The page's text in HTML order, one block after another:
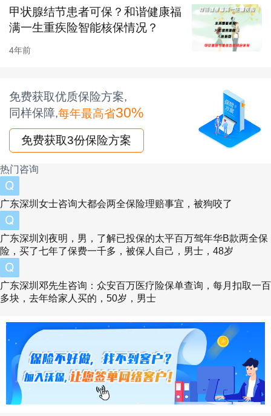
产品缺点
4、等待期责任较差、轻症赔付比例较低、价格
相比前辈偏高等。
这个月虽说是新旧定义重疾产品混合在一起销
售，但是从目前上新的产品看来，确实是比较差
劲的。就拿福满一生和前辈福乐保简单对比来
看，无论是等待期、轻症赔付比例，还是恶性肿
瘤和心脑血管额外赔付条件，福乐保都会好上福
满一生一点。
三、和谐健康福满一生的费率怎么样？性价比高
吗？
从大家最关注的费率来看，30岁成人选择50万保
额30年缴费，福满一生的男女保费分别是6695
甲状腺结节患者可保？和谐健康福
满一生重疾险智能核保情况？
4年前
免费获取优质保险方案,
同样保障,每年最高省30%
免费获取3份保险方案
热门咨询
广东深圳女士咨询大都会两全保险理赔事宜，被狗咬了
广东深圳刘夜明，男，了解已投保的太平百万驾年华B款两全保
险，买了七年了保费一千多，被保人自己，男士，48岁
广东深圳邓先生咨询：众安百万医疗险保单查询，每月扣取一百
多块，去年给家人买的，50岁，男士